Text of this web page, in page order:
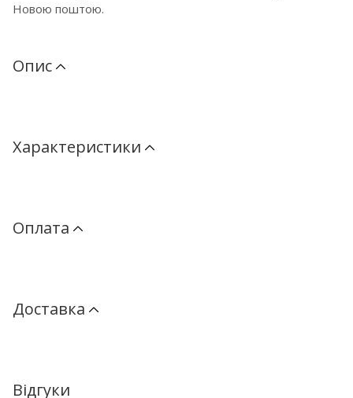
Новою поштою.
Опис
Характеристики
Оплата
Доставка
Відгуки